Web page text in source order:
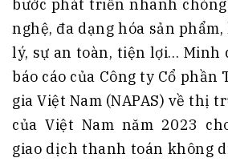
bước phát triển nhanh
nghệ, đa dạng hóa sản
lý, sự an toàn, tiện lợi… Minh
báo cáo của Công ty Cổ phần
gia Việt Nam (NAPAS) về thị
của Việt Nam năm 2023
giao dịch thanh toán không